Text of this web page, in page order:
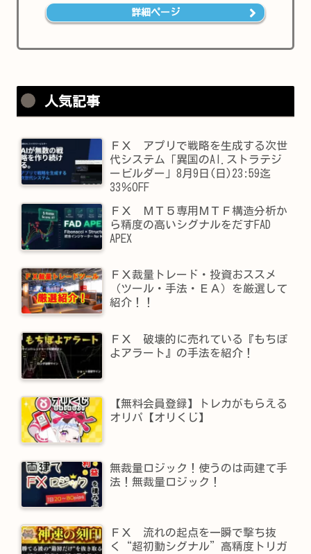
詳細ページ
人気記事
ＦＸ アプリで戦略を生成する次世
代システム「異国のAI.ストラテジ
ービルダー」8月9日(日)23:59迄
33％OFF
ＦＸ ＭＴ５専用ＭＴＦ構造分析か
ら精度の高いシグナルをだすFAD
APEX
ＦＸ裁量トレード・投資おススメ
（ツール・手法・ＥＡ）を厳選して
紹介！！
ＦＸ 破壊的に売れている『もちぽ
よアラート』の手法を紹介！
【無料会員登録】トレカがもらえる
オリパ【オリくじ】
無裁量ロジック！使うのは両建て手
法！無裁量ロジック！
ＦＸ 流れの起点を一瞬で撃ち抜
く“超初動シグナル”高精度トリガ